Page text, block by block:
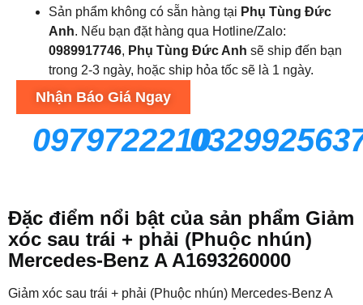
Sản phẩm không có sẵn hàng tại Phụ Tùng Đức
Anh. Nếu bạn đặt hàng qua Hotline/Zalo:
0989917746, Phụ Tùng Đức Anh sẽ ship đến bạn
trong 2-3 ngày, hoặc ship hỏa tốc sẽ là 1 ngày.
Nhận Báo Giá Ngay
0979722210
Đặc điểm nổi bật của sản phẩm Giảm
xóc sau trái + phải (Phuộc nhún)
Mercedes-Benz A A1693260000
Giảm xóc sau trái + phải (Phuộc nhún) Mercedes-Benz A